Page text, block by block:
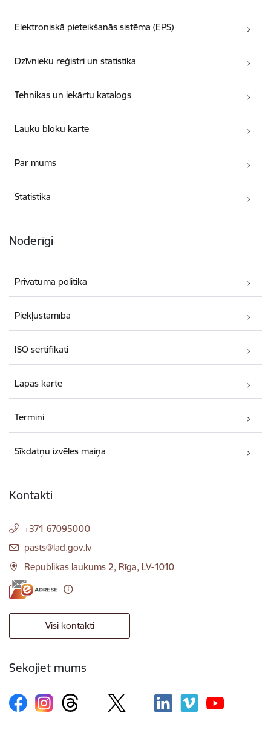
Elektroniskā pieteikšanās sistēma (EPS)
Dzīvnieku reģistri un statistika
Tehnikas un iekārtu katalogs
Lauku bloku karte
Par mums
Statistika
Noderīgi
Privātuma politika
Piekļūstamība
ISO sertifikāti
Lapas karte
Termini
Sīkdatņu izvēles maiņa
Kontakti
+371 67095000
E-pasts:
pasts@lad.gov.lv
Republikas laukums 2, Rīga, LV-1010
Visi kontakti
Sekojiet mums